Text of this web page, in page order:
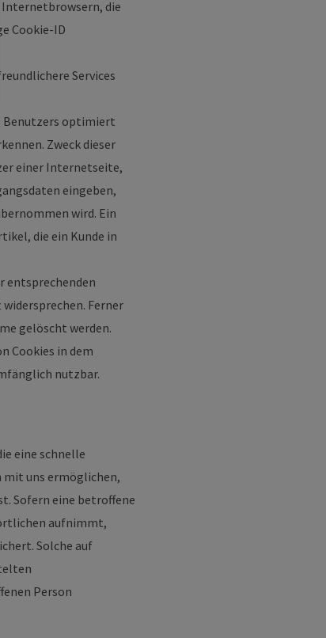
Internetbrowsern, die
Cookie-ID
Services
Benutzers optimiert
Zweck dieser
einer Internetseite,
eingeben,
wird. Ein
die ein Kunde in
entsprechenden
Ferner
gelöscht werden.
Cookies in dem
nutzbar.
eine schnelle
uns ermöglichen,
Sofern eine betroffene
aufnimmt,
Solche auf
Person